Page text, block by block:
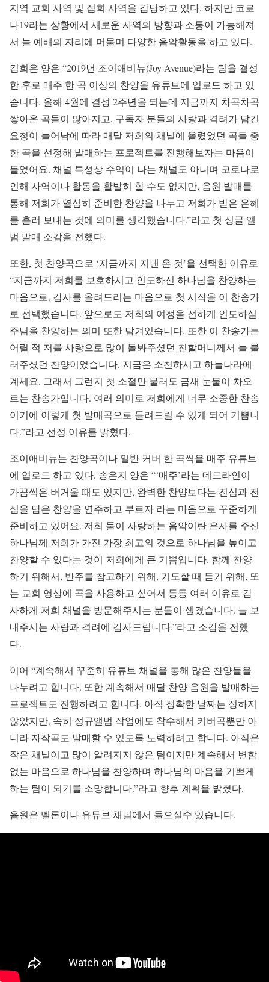
지역 교회 사역 및 집회 사역을 감당하고 있다. 하지만 코로
나19라는 상황에서 새로운 사역의 방향과 소통이 가능해져
서 늘 예배의 자리에 머물며 다양한 음악활동을 하고 있다.
김희은 양은 “2019년 조이애비뉴(Joy Avenue)라는 팀을 결성
한 후로 매주 한 곡 이상의 찬양을 유튜브에 업로드 하고 있
습니다. 올해 4월에 결성 2주년을 되는데 지금까지 차곡차곡
쌓아온 곡들이 많아지고, 구독자 분들의 사랑과 격려가 담긴
요청이 늘어남에 따라 매달 저희의 채널에 올렸었던 곡들 중
한 곡을 선정해 발매하는 프로젝트를 진행해보자는 마음이
들었어요. 채널 특성상 수익이 나는 채널도 아니며 코로나로
인해 사역이나 활동을 활발히 할 수도 없지만, 음원 발매를
통해 저희가 열심히 준비한 찬양을 나누고 저희가 받은 은혜
를 흘러 보내는 것에 의미를 생각했습니다.”라고 첫 싱글 앨
범 발매 소감을 전했다.
또한, 첫 찬양곡으로 ‘지금까지 지낸 온 것’을 선택한 이유로
“지금까지 저희를 보호하시고 인도하신 하나님을 찬양하는
마음으로, 감사를 올려드리는 마음으로 첫 시작을 이 찬송가
로 선택했습니다. 앞으로도 저희의 여정을 선하게 인도하실
주님을 찬양하는 의미 또한 담겨있습니다. 또한 이 찬송가는
어릴 적 저를 사랑으로 많이 돌봐주셨던 친할머니께서 늘 불
러주셨던 찬양이었습니다. 지금은 소천하시고 하늘나라에
계세요. 그래서 그런지 첫 소절만 불러도 금새 눈물이 차오
르는 찬송가입니다. 여러 의미로 저희에게 너무 소중한 찬송
이기에 이렇게 첫 발매곡으로 들려드릴 수 있게 되어 기쁩니
다.”라고 선정 이유를 밝혔다.
조이애비뉴는 찬양곡이나 일반 커버 한 곡씩을 매주 유튜브
에 업로드 하고 있다. 송은지 양은 “‘매주’라는 데드라인이
가끔씩은 버거울 때도 있지만, 완벽한 찬양보다는 진심과 전
심을 담은 찬양을 연주하고 부르자 라는 마음으로 꾸준하게
준비하고 있어요. 저희 둘이 사랑하는 음악이란 은사를 주신
하나님께 저희가 가진 가장 최고의 것으로 하나님을 높이고
찬양할 수 있다는 것이 저희에게 큰 기쁨입니다. 함께 찬양
하기 위해서, 반주를 참고하기 위해, 기도할 때 듣기 위해, 또
는 교회 영상에 곡을 사용하고 싶어서 등등 여러 이유로 감
사하게 저희 채널을 방문해주시는 분들이 생겼습니다. 늘 보
내주시는 사랑과 격려에 감사드립니다.”라고 소감을 전했
다.
이어 “계속해서 꾸준히 유튜브 채널을 통해 많은 찬양들을
나누려고 합니다. 또한 계속해서 매달 찬양 음원을 발매하는
프로젝트도 진행하려고 합니다. 아직 정확한 날짜는 정하지
않았지만, 속히 정규앨범 작업에도 착수해서 커버곡뿐만 아
니라 자작곡도 발매할 수 있도록 노력하려고 합니다. 아직은
작은 채널이고 많이 알려지지 않은 팀이지만 계속해서 변함
없는 마음으로 하나님을 찬양하며 하나님의 마음을 기쁘게
하는 팀이 되기를 소망합니다.”라고 향후 계획을 밝혔다.
음원은 멜론이나 유튜브 채널에서 들으실수 있습니다.